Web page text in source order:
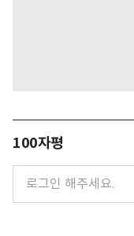
100자평